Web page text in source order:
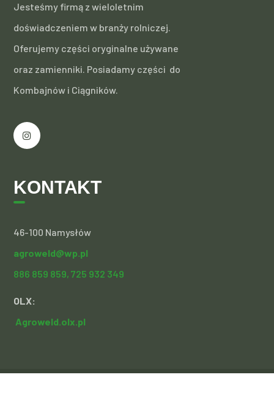
Jesteśmy firmą z wieloletnim
doświadczeniem w branży rolniczej.
Oferujemy części oryginalne używane
oraz zamienniki. Posiadamy części do
Kombajnów i Ciągników.
KONTAKT
46-100 Namysłów
agroweld@wp.pl
886 859 859,725 932 349
OLX:
Agroweld.olx.pl